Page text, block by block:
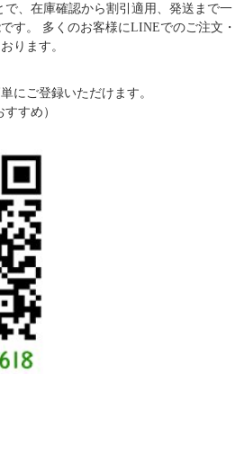
、在庫確認から割引適用、発送まで一
す。 多くのお客様にLINEでのご注文・
ります。
にご登録いただけます。
すめ）